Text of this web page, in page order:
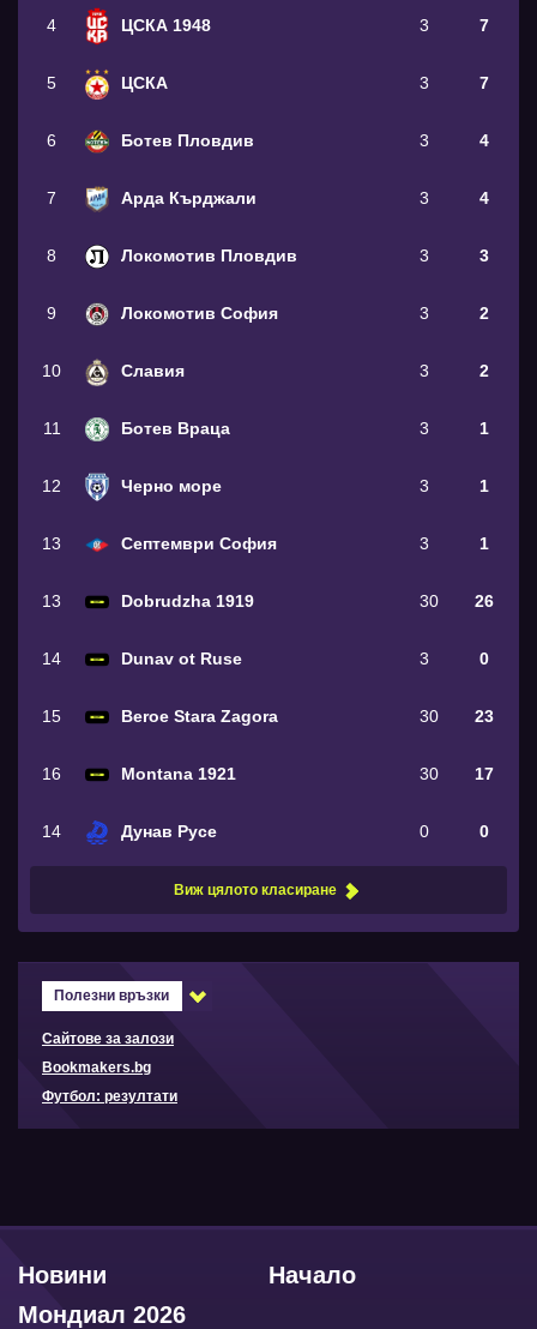
4 ЦСКА 1948 3 7
5 ЦСКА 3 7
6 Ботев Пловдив 3 4
7 Арда Кърджали 3 4
8 Локомотив Пловдив 3 3
9 Локомотив София 3 2
10 Славия 3 2
11 Ботев Враца 3 1
12 Черно море 3 1
13 Септември София 3 1
13 Dobrudzha 1919 30 26
14 Dunav ot Ruse 3 0
15 Beroe Stara Zagora 30 23
16 Montana 1921 30 17
14 Дунав Русе 0 0
Виж цялото класиране
Полезни връзки
Сайтове за залози
Bookmakers.bg
Футбол: резултати
Начало
Новини
Мондиал 2026